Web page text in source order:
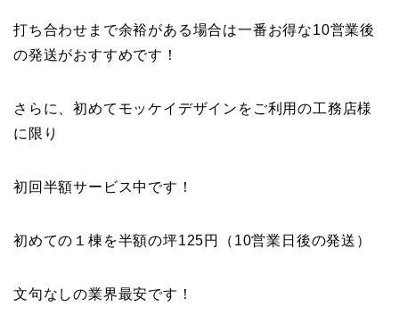
打ち合わせまで余裕がある場合は一番お得な10営業後
の発送がおすすめです！
さらに、初めてモッケイデザインをご利用の工務店様
に限り
初回半額サービス中です！
初めての１棟を半額の坪125円（10営業日後の発送）
文句なしの業界最安です！